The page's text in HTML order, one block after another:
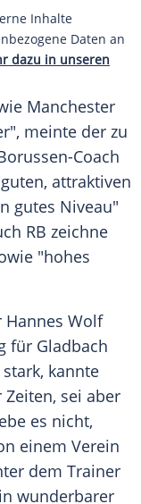
Inhalte
Daten an
dazu in unseren
Manchester
meinte der zu
Coach
attraktiven
gutes Niveau"
RB zeichne
"hohes
Hannes Wolf
für Gladbach
kannte
Zeiten, sei aber
es nicht,
einem Verein
dem Trainer
wunderbarer